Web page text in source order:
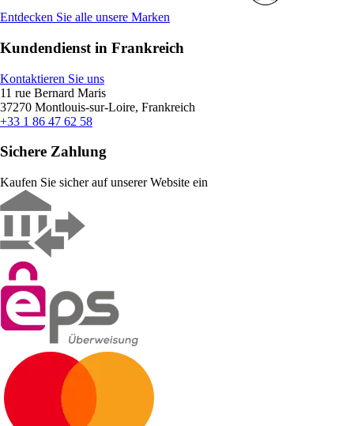
Entdecken Sie alle unsere Marken
Kundendienst in Frankreich
Kontaktieren Sie uns
11 rue Bernard Maris
37270 Montlouis-sur-Loire, Frankreich
+33 1 86 47 62 58
Sichere Zahlung
Kaufen Sie sicher auf unserer Website ein